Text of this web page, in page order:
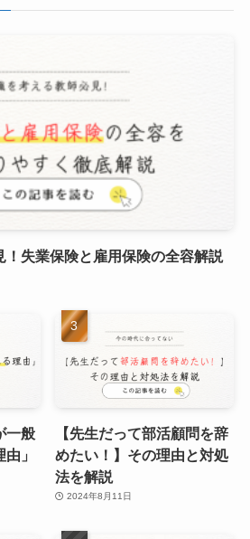
！失業保険と雇用保険の全容解説
一般
」
【先生だって部活顧問を辞
めたい！】その理由と対処
法を解説
2024年8月11日